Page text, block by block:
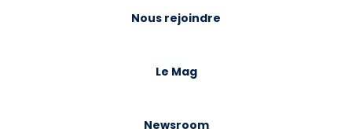
Nous rejoindre
Le Mag
Newsroom